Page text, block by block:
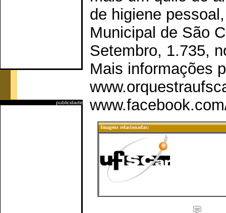
publicidade
de higiene
Municipal de São
Setembro, 1.735,
Mais informações
Imagens relacionadas: